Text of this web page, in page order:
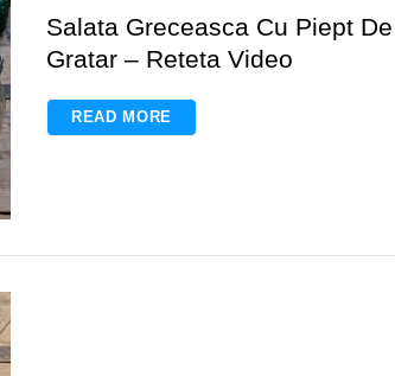
Salata Greceasca Cu Piept
Gratar – Reteta Video
READ MORE